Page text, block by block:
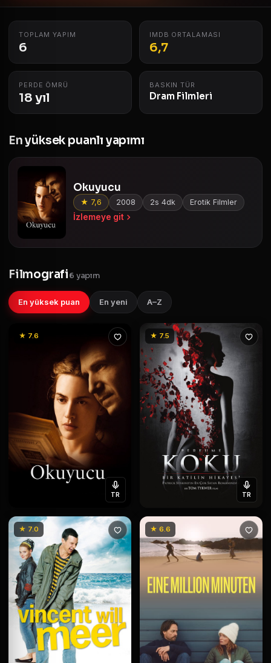
TOPLAM YAPIM
6
IMDB ORTALAMASI
6,7
PERDE ÖMRÜ
18 yıl
BASKIN TÜR
Dram Filmleri
En yüksek puanlı yapımı
Okuyucu
★ 7,6 2008 2s 4dk Erotik Filmler
İzlemeye git
Filmografi6 yapım
En yüksek puan En yeni A–Z
★ 7.6
TR
★ 7.5
TR
★ 7.0 ★ 6.6